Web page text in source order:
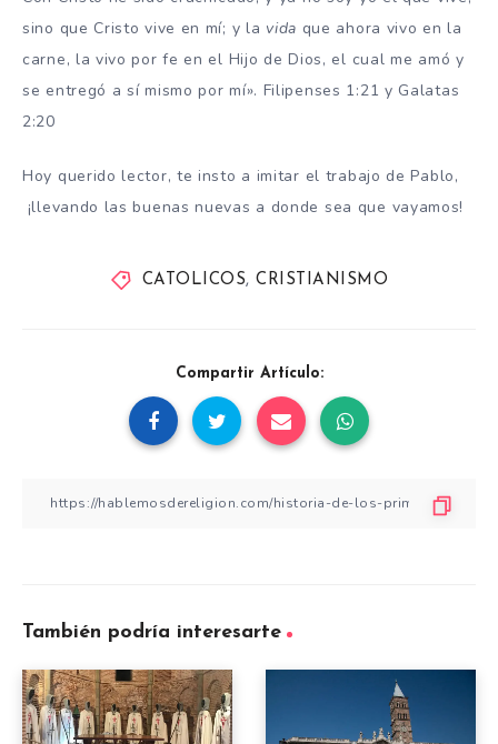
sino que Cristo vive en mí; y la vida que ahora vivo en la
carne, la vivo por fe en el Hijo de Dios, el cual me amó y
se entregó a sí mismo por mí». Filipenses 1:21 y Galatas
2:20
Hoy querido lector, te insto a imitar el trabajo de Pablo,
¡llevando las buenas nuevas a donde sea que vayamos!
CATOLICOS, CRISTIANISMO
Compartir Artículo:
También podría interesarte